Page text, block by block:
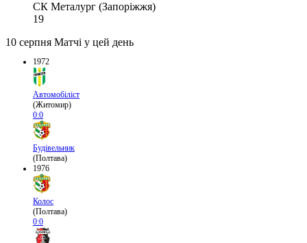
СК Металург (Запоріжжя)
19
10 серпня Матчі у цей день
1972
Автомобіліст
(Житомир)
0:0
Будівельник
(Полтава)
1976
Колос
(Полтава)
0:0